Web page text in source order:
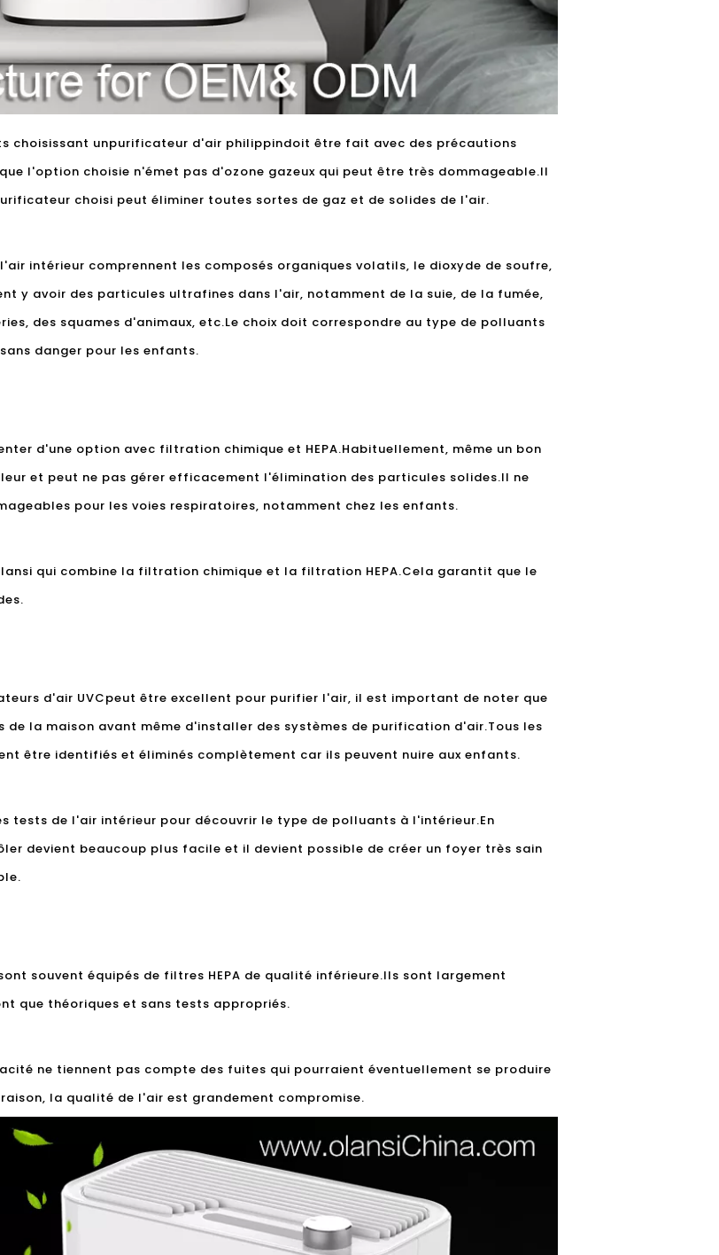
choisissant unpurificateur d'air philippindoit être fait avec des précautions
l'option choisie n'émet pas d'ozone gazeux qui peut être très dommageable.Il
choisi peut éliminer toutes sortes de gaz et de solides de l'air.
intérieur comprennent les composés organiques volatils, le dioxyde de soufre,
y avoir des particules ultrafines dans l'air, notamment de la suie, de la fumée,
des squames d'animaux, etc.Le choix doit correspondre au type de polluants
danger pour les enfants.
d'une option avec filtration chimique et HEPA.Habituellement, même un bon
et peut ne pas gérer efficacement l'élimination des particules solides.Il ne
pour les voies respiratoires, notamment chez les enfants.
qui combine la filtration chimique et la filtration HEPA.Cela garantit que le
d'air UVCpeut être excellent pour purifier l'air, il est important de noter que
de la maison avant même d'installer des systèmes de purification d'air.Tous les
être identifiés et éliminés complètement car ils peuvent nuire aux enfants.
tests de l'air intérieur pour découvrir le type de polluants à l'intérieur.En
devient beaucoup plus facile et il devient possible de créer un foyer très sain
souvent équipés de filtres HEPA de qualité inférieure.Ils sont largement
que théoriques et sans tests appropriés.
ne tiennent pas compte des fuites qui pourraient éventuellement se produire
la qualité de l'air est grandement compromise.